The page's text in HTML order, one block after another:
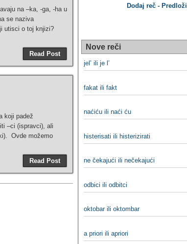
na –ka, -ga, -ha u
se naziva
utisci o toj knjizi?
Read Post
koji padež
–ci (ispravci), ali
Ovde možemo
Read Post
Dodaj reč - Predloži
Nove reči
jel’ ili je l’
fakat ili fakt
naćiću ili naći ću
histerisati ili histerizirati
ne čekajući ili nečekajući
odbici ili odbitci
oktobar ili oktombar
a priori ili apriori